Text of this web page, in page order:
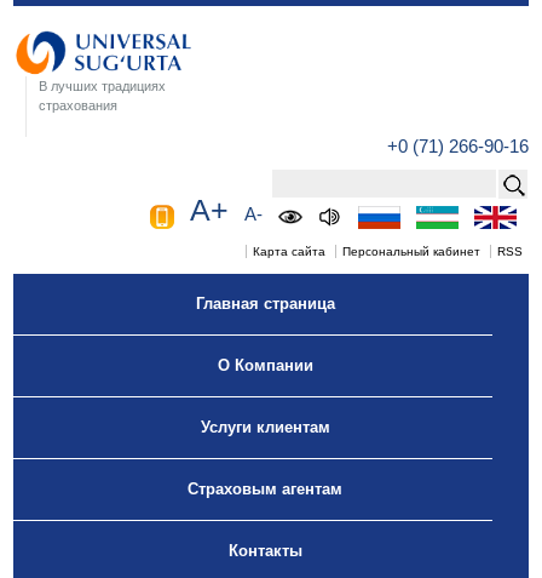
В лучших традициях
страхования
+0 (71) 266-90-16
A+ A-
Карта сайта Персональный кабинет RSS
Главная страница
О Компании
Услуги клиентам
Страховым агентам
Контакты